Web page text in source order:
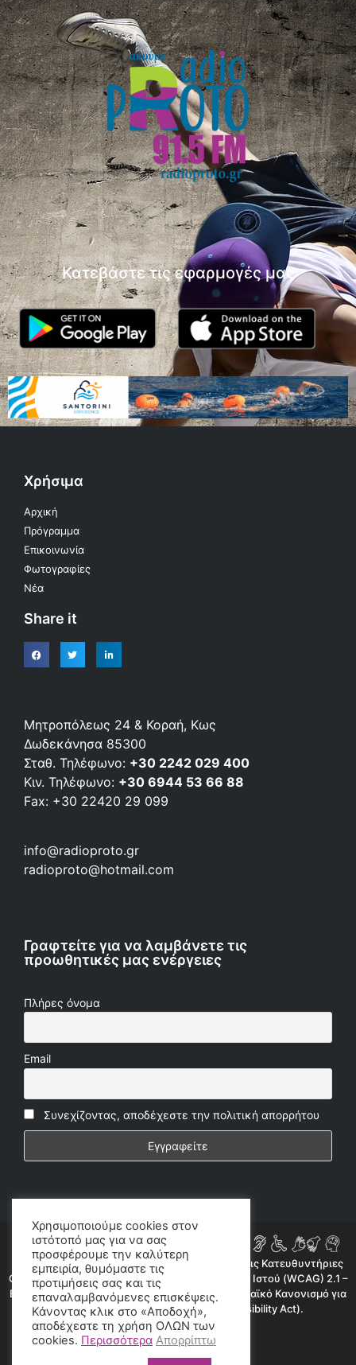
Κατεβάστε τις εφαρμογές μας
Χρήσιμα
Αρχική
Πρόγραμμα
Επικοινωνία
Φωτογραφίες
Νέα
Share it
Μητροπόλεως 24 & Κοραή, Κως
Δωδεκάνησα 85300
Σταθ. Τηλέφωνο: +30 2242 029 400
Κιν. Τηλέφωνο: +30 6944 53 66 88
Fax: +30 22420 29 099
info@radioproto.gr
radioproto@hotmail.com
Γραφτείτε για να λαμβάνετε τις
προωθητικές μας ενέργειες
Πλήρες όνομα
Email
Συνεχίζοντας, αποδέχεστε την πολιτική απορρήτου
Η ιστοσελίδα μας συμμορφώνεται εν μέρει με τις Κατευθυντήριες
Οδηγίες για την Προσβασιμότητα Περιεχομένου Ιστού (WCAG) 2.1 –
Επίπεδο AA, όπως προβλέπεται από τον Ευρωπαϊκό Κανονισμό για
την Προσβασιμότητα (European Accessibility Act).
Χρησιμοποιούμε cookies στον
ιστότοπό μας για να σας
προσφέρουμε την καλύτερη
εμπειρία, θυμόμαστε τις
προτιμήσεις σας και τις
επαναλαμβανόμενες επισκέψεις.
Κάνοντας κλικ στο «Αποδοχή»,
αποδέχεστε τη χρήση ΟΛΩΝ των
cookies. Περισσότερα Απορρίπτω
©2020 radioproto.gr